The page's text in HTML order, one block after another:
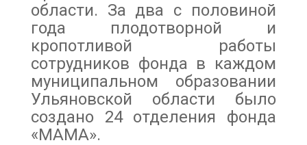
области. За два с половиной
года плодотворной и
кропотливой работы
сотрудников фонда в каждом
муниципальном образовании
Ульяновской области было
создано 24 отделения фонда
«МАМА».